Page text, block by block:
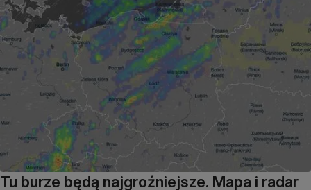
Tu burze będą najgroźniejsze. Mapa i radar